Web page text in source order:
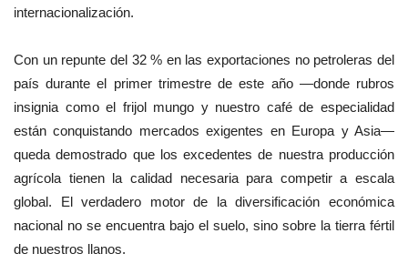
internacionalización.
Con un repunte del 32 % en las exportaciones no petroleras del
país durante el primer trimestre de este año —donde rubros
insignia como el frijol mungo y nuestro café de especialidad
están conquistando mercados exigentes en Europa y Asia—
queda demostrado que los excedentes de nuestra producción
agrícola tienen la calidad necesaria para competir a escala
global. El verdadero motor de la diversificación económica
nacional no se encuentra bajo el suelo, sino sobre la tierra fértil
de nuestros llanos.